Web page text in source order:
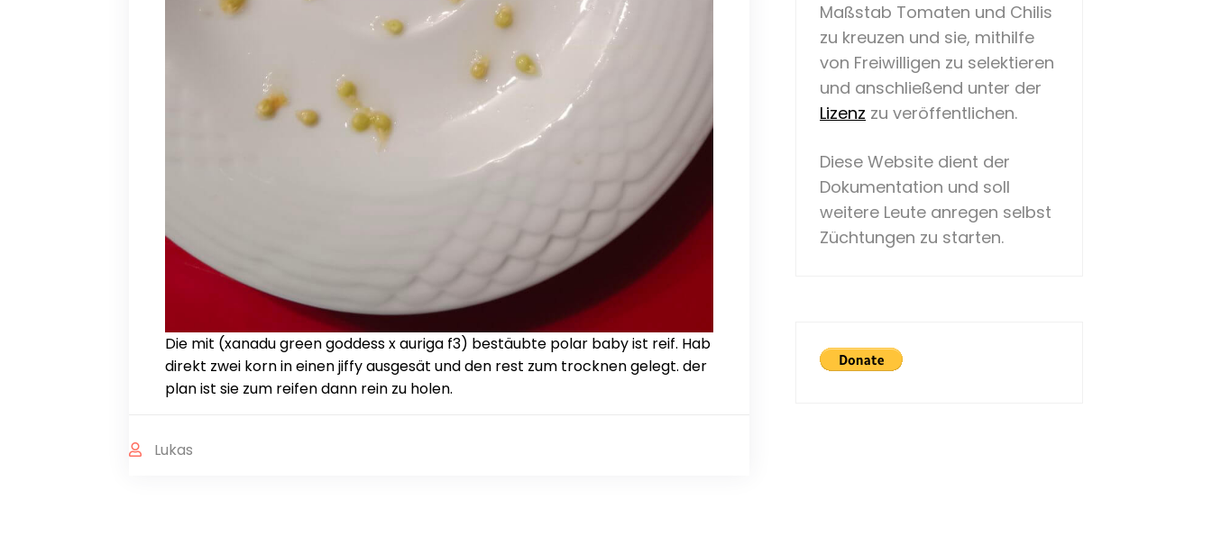
Die mit (xanadu green goddess x auriga f3) bestäubte polar baby ist reif. Hab
direkt zwei korn in einen jiffy ausgesät und den rest zum trocknen gelegt. der
plan ist sie zum reifen dann rein zu holen.
Lukas
Maßstab Tomaten und Chilis
zu kreuzen und sie, mithilfe
von Freiwilligen zu selektieren
und anschließend unter der
Lizenz zu veröffentlichen.
Diese Website dient der
Dokumentation und soll
weitere Leute anregen selbst
Züchtungen zu starten.